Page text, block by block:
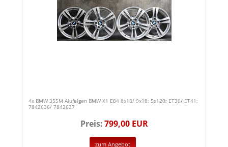
4x BMW 355M Alufelgen BMW X1 E84 8x18/ 9x18; 5x120; ET30/ ET41;
7842636/ 7842637
Preis:799,00 EUR
zum Angebot